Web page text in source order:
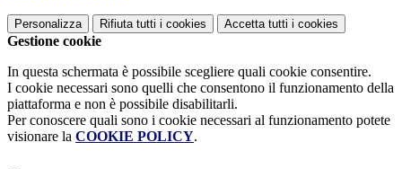
Personalizza Rifiuta tutti i cookies Accetta tutti i cookies
Gestione cookie
In questa schermata è possibile scegliere quali cookie consentire.
I cookie necessari sono quelli che consentono il funzionamento della
piattaforma e non è possibile disabilitarli.
Per conoscere quali sono i cookie necessari al funzionamento potete
visionare la COOKIE POLICY.